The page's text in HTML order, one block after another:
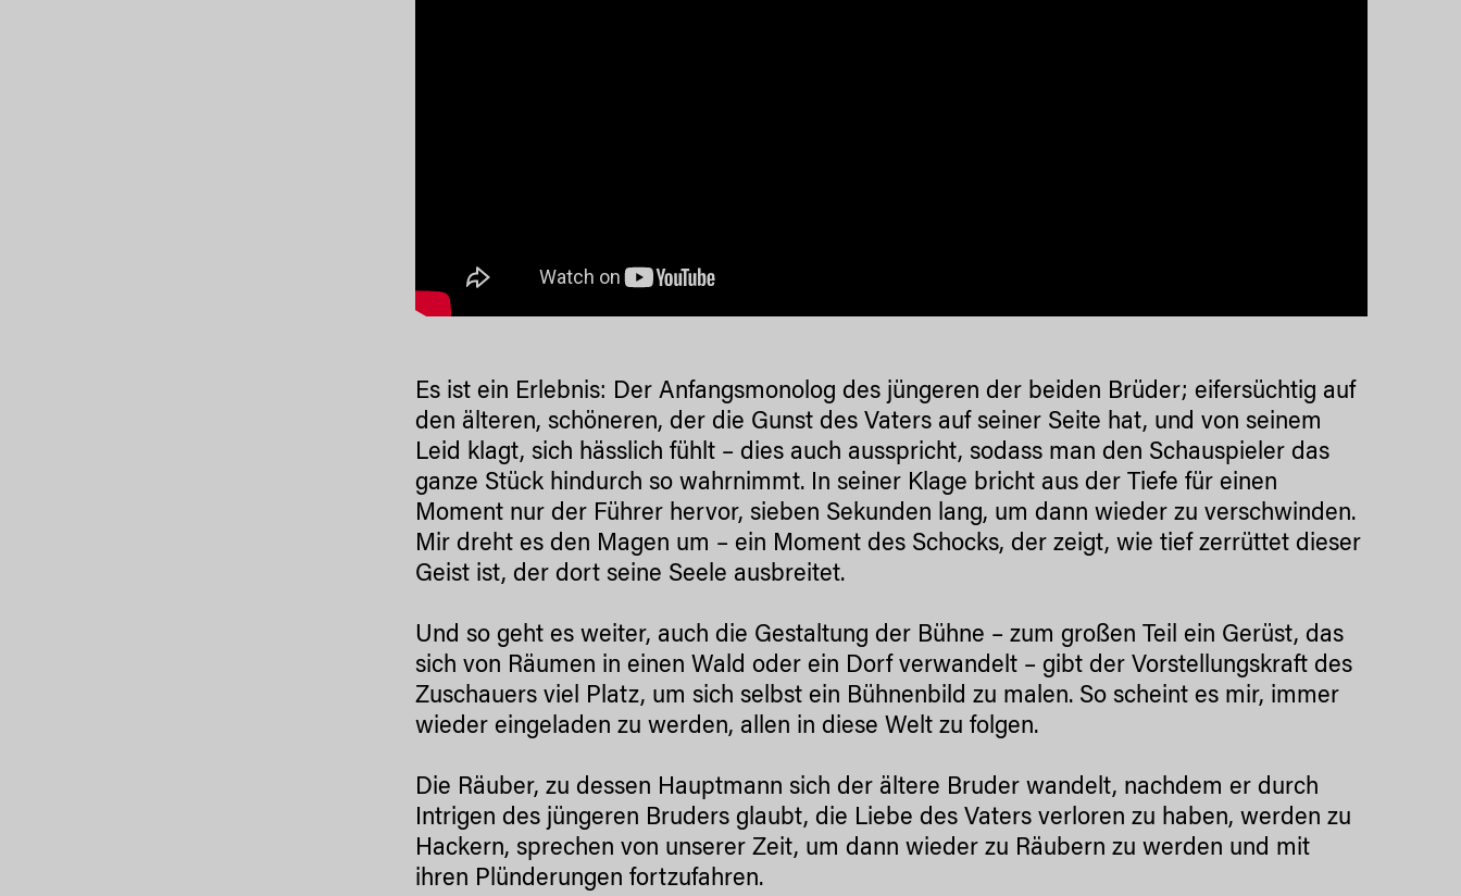
Es ist ein Erlebnis: Der Anfangsmonolog des jüngeren der beiden Brüder; eifersüchtig auf
den älteren, schöneren, der die Gunst des Vaters auf seiner Seite hat, und von seinem
Leid klagt, sich hässlich fühlt – dies auch ausspricht, sodass man den Schauspieler das
ganze Stück hindurch so wahrnimmt. In seiner Klage bricht aus der Tiefe für einen
Moment nur der Führer hervor, sieben Sekunden lang, um dann wieder zu verschwinden.
Mir dreht es den Magen um – ein Moment des Schocks, der zeigt, wie tief zerrüttet dieser
Geist ist, der dort seine Seele ausbreitet.
Und so geht es weiter, auch die Gestaltung der Bühne – zum großen Teil ein Gerüst, das
sich von Räumen in einen Wald oder ein Dorf verwandelt – gibt der Vorstellungskraft des
Zuschauers viel Platz, um sich selbst ein Bühnenbild zu malen. So scheint es mir, immer
wieder eingeladen zu werden, allen in diese Welt zu folgen.
Die Räuber, zu dessen Hauptmann sich der ältere Bruder wandelt, nachdem er durch
Intrigen des jüngeren Bruders glaubt, die Liebe des Vaters verloren zu haben, werden zu
Hackern, sprechen von unserer Zeit, um dann wieder zu Räubern zu werden und mit
ihren Plünderungen fortzufahren.